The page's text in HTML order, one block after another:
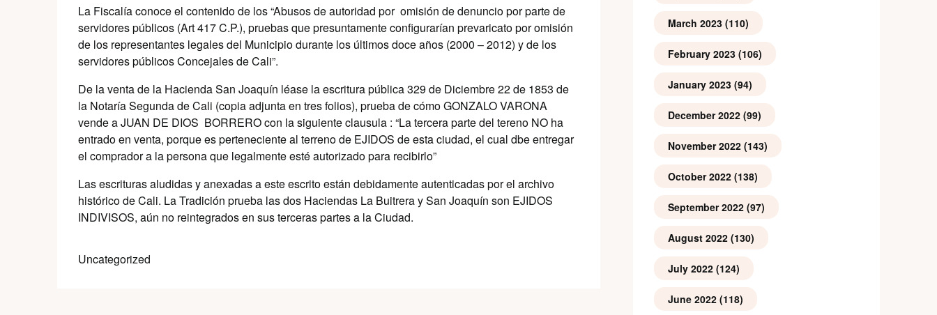
La Fiscalía conoce el contenido de los “Abusos de autoridad por omisión de denuncio por parte de
servidores públicos (Art 417 C.P.), pruebas que presuntamente configurarían prevaricato por omisión
de los representantes legales del Municipio durante los últimos doce años (2000 – 2012) y de los
servidores públicos Concejales de Cali”.
De la venta de la Hacienda San Joaquín léase la escritura pública 329 de Diciembre 22 de 1853 de
la Notaría Segunda de Cali (copia adjunta en tres folios), prueba de cómo GONZALO VARONA
vende a JUAN DE DIOS BORRERO con la siguiente clausula : “La tercera parte del tereno NO ha
entrado en venta, porque es perteneciente al terreno de EJIDOS de esta ciudad, el cual dbe entregar
el comprador a la persona que legalmente esté autorizado para recibirlo”
Las escrituras aludidas y anexadas a este escrito están debidamente autenticadas por el archivo
histórico de Cali. La Tradición prueba las dos Haciendas La Buitrera y San Joaquín son EJIDOS
INDIVISOS, aún no reintegrados en sus terceras partes a la Ciudad.
Uncategorized
March 2023(110)
February 2023(106)
January 2023(94)
December 2022(99)
November 2022(143)
October 2022(138)
September 2022(97)
August 2022(130)
July 2022(124)
June 2022(118)